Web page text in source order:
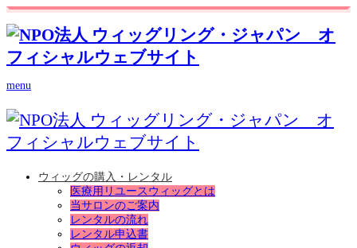
menu
ウィッグの購入・レンタル
医療用リユースウィッグとは
当サロンのご案内
レンタルの流れ
レンタル申込書